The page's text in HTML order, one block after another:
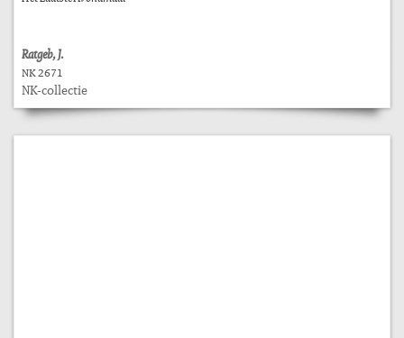
Ratgeb, J.
NK 2671
NK-collectie